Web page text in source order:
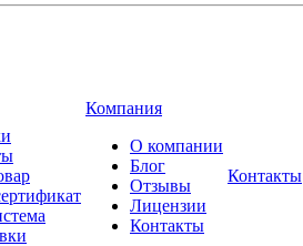
Компания
О компании
Блог
Отзывы
Лицензии
Контакты
Контакты